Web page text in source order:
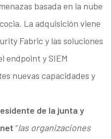
basada en la nube
La adquisición viene
Fabric y las soluciones
endpoint y SIEM
nuevas capacidades y
de la junta y
“las organizaciones